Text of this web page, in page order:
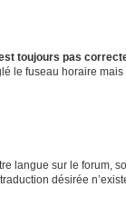
toujours pas
le fuseau horaire
langue sur le forum,
désirée